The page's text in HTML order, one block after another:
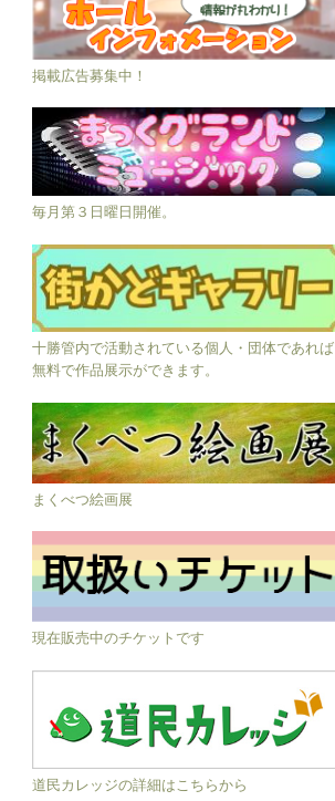
掲載広告募集中！
毎月第３日曜日開催。
十勝管内で活動されている個人・団体であれば
無料で作品展示ができます。
まくべつ絵画展
現在販売中のチケットです
道民カレッジの詳細はこちらから